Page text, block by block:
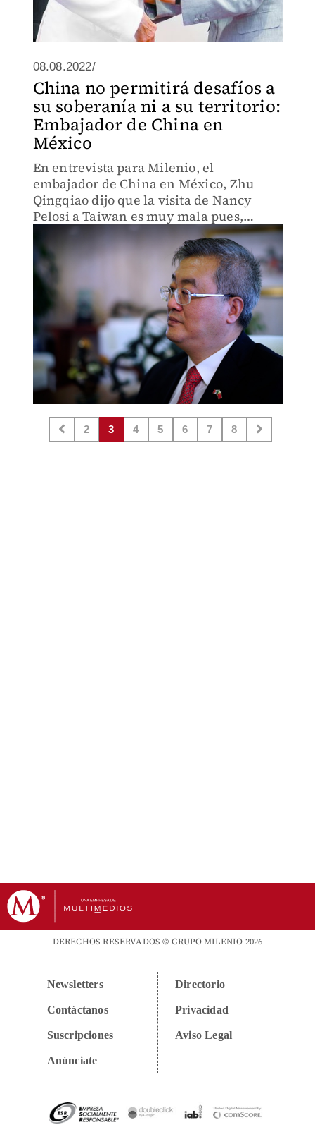
08.08.2022/
China no permitirá desafíos a
su soberanía ni a su territorio:
Embajador de China en
México
En entrevista para Milenio, el
embajador de China en México, Zhu
Qingqiao dijo que la visita de Nancy
Pelosi a Taiwan es muy mala pues,
genera un impacto grave al emitir una
señal equivocada a las fuerzas
separatistas de "independencia de
Taiwan".
2 3 4 5 6 7 8
DERECHOS RESERVADOS © GRUPO MILENIO 2026
Newsletters
Contáctanos
Suscripciones
Anúnciate
Directorio
Privacidad
Aviso Legal